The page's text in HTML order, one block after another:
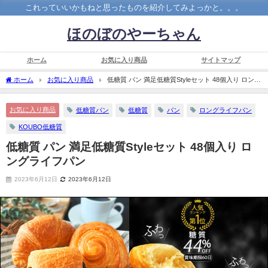
これっていいかもねと思ったものを紹介してみよっかと。。。
ほのぼのやーちゃん
ホーム お気に入り商品 サイトマップ
ホーム お気に入り商品
低糖質 パン 満足低糖質Styleセット 48個入り ロング
ライフパン
お気に入り商品 低糖質パン 低糖質 パン ロングライフパン
KOUBO低糖質
低糖質 パン 満足低糖質Styleセット 48個入り ロ
ングライフパン
2023年6月12日 2023年6月12日